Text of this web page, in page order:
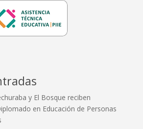
y El Bosque reciben
en Educación de Personas